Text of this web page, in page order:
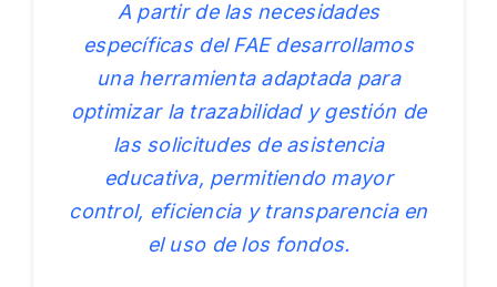
A partir de las necesidades
específicas del FAE desarrollamos
una herramienta adaptada para
optimizar la trazabilidad y gestión de
las solicitudes de asistencia
educativa, permitiendo mayor
control, eficiencia y transparencia en
el uso de los fondos.